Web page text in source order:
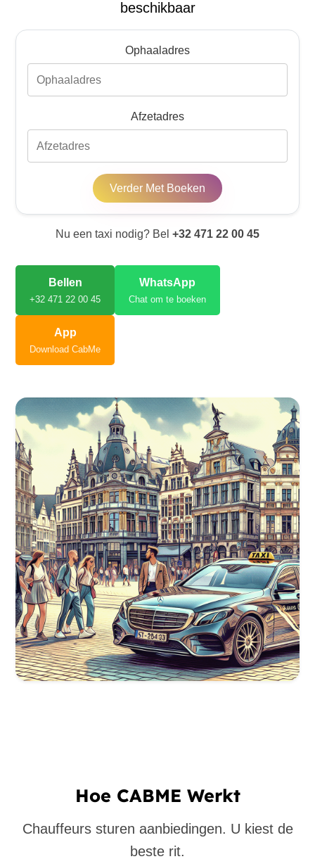
beschikbaar
Ophaaladres
Afzetadres
Verder Met Boeken
Nu een taxi nodig? Bel +32 471 22 00 45
Bellen
+32 471 22 00 45
WhatsApp
Chat om te boeken
App
Download CabMe
Hoe CABME Werkt
Chauffeurs sturen aanbiedingen. U kiest de
beste rit.